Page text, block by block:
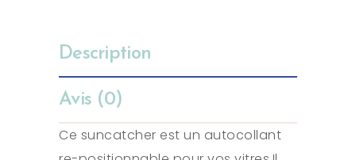
Description
Avis (0)
Ce suncatcher est un autocollant